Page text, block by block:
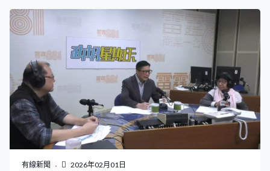
起爭議，政府承認草擬時有不足，會先刪除條文。保安局
局長鄧炳強稱再推出法例時，相信會更便利市民，「我相
信完善了法例，推出來如何做，或者有沒有一些豁免條
款，或者可以多些溝通，巴士公司可以在其他配套做得更
好，相信這樣市民更便利。大家坐巴士，雖然這刻未必要
佩戴，或現在不佩戴並非違法，但我都建議佩戴會安
全。」 法例只實施幾日，既有安全帶被剪斷，又有錫紙塞
安全帶導致失靈，鄧炳強稱這些都是刑事行為，會嚴肅處
理，「雖然你看上去只是剪爛東西，不是很重罪，但我覺
得對社會負面影響很大，首先你是挑戰制度，這個是反社
會行為，這些我們一定要嚴肅處理。」 另外，本港近日出
有線新聞 2026年02月01日